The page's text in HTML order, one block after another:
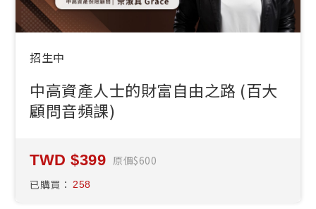
招生中
中高資產人士的財富自由之路 (百大
顧問音頻課)
399 原價 600
已購買：
258